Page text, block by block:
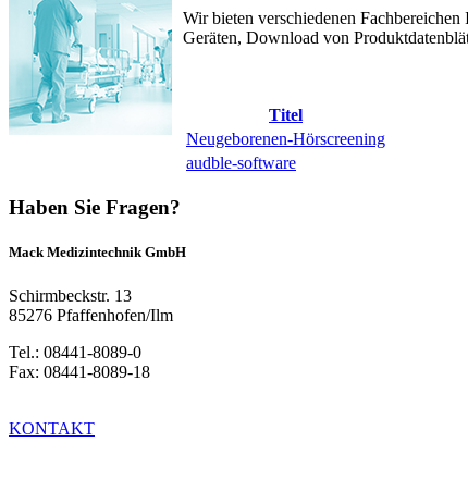
Wir bieten verschiedenen
Geräten, Download von
Titel
Neugeborenen-Hörscreening
audble-software
Haben Sie Fragen?
Mack Medizintechnik GmbH
Schirmbeckstr. 13
85276 Pfaffenhofen/Ilm
Tel.: 08441-8089-0
Fax: 08441-8089-18
KONTAKT